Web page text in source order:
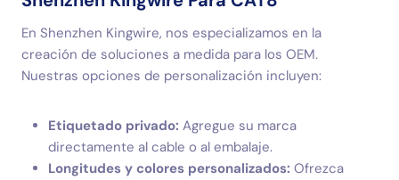
En Shenzhen Kingwire, nos especializamos en la
creación de soluciones a medida para los OEM.
Nuestras opciones de personalización incluyen:
Etiquetado privado: Agregue su marca
directamente al cable o al embalaje.
Longitudes y colores personalizados: Ofrezca